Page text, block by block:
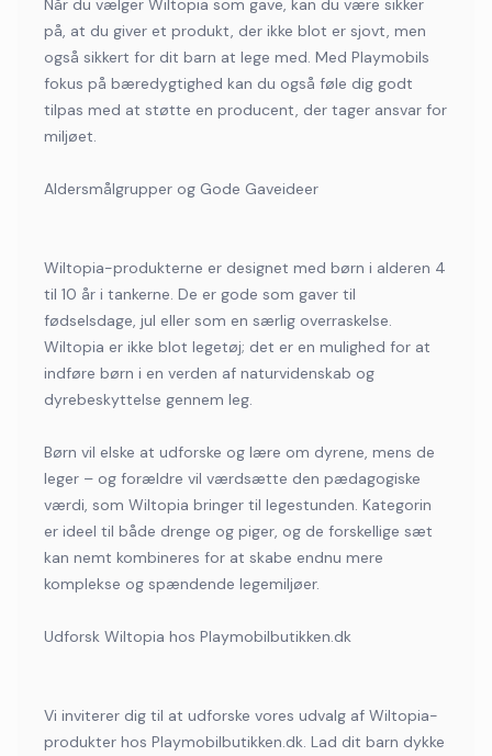
Når du vælger Wiltopia som gave, kan du være sikker
på, at du giver et produkt, der ikke blot er sjovt, men
også sikkert for dit barn at lege med. Med Playmobils
fokus på bæredygtighed kan du også føle dig godt
tilpas med at støtte en producent, der tager ansvar for
miljøet.
Aldersmålgrupper og Gode Gaveideer
Wiltopia-produkterne er designet med børn i alderen 4
til 10 år i tankerne. De er gode som gaver til
fødselsdage, jul eller som en særlig overraskelse.
Wiltopia er ikke blot legetøj; det er en mulighed for at
indføre børn i en verden af naturvidenskab og
dyrebeskyttelse gennem leg.
Børn vil elske at udforske og lære om dyrene, mens de
leger – og forældre vil værdsætte den pædagogiske
værdi, som Wiltopia bringer til legestunden. Kategorin
er ideel til både drenge og piger, og de forskellige sæt
kan nemt kombineres for at skabe endnu mere
komplekse og spændende legemiljøer.
Udforsk Wiltopia hos Playmobilbutikken.dk
Vi inviterer dig til at udforske vores udvalg af Wiltopia-
produkter hos Playmobilbutikken.dk. Lad dit barn dykke